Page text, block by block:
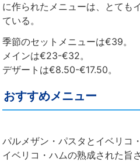
に作られたメニューは、とても
ている。
季節のセットメニューは€39。
メインは€23-€32。
デザートは€8.50-€17.50。
おすすめメニュー
パルメザン・パスタとイベリコ・
イベリコ・ハムの熟成された旨